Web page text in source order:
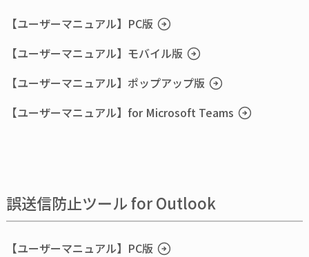
【ユーザーマニュアル】PC版
【ユーザーマニュアル】モバイル版
【ユーザーマニュアル】ポップアップ版
【ユーザーマニュアル】for Microsoft Teams
誤送信防止ツール for Outlook
【ユーザーマニュアル】PC版